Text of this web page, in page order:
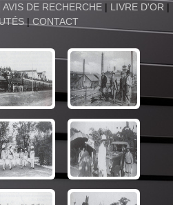
AVIS DE RECHERCHE| LIVRE D'OR |
| CONTACT